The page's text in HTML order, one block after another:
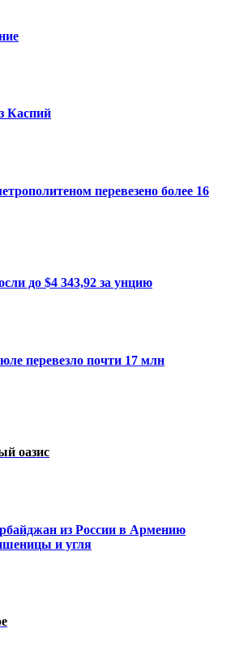
Каспий
перевезено более 16
до $4 343,92 за унцию
перевезло почти 17 млн
оазис
из России в Армению
и угля